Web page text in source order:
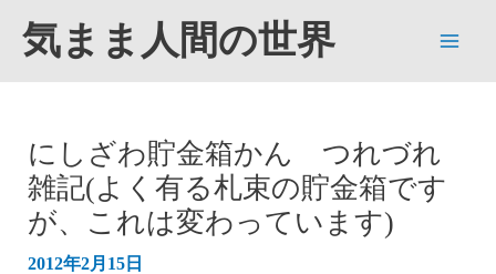
気まま人間の世界
にしざわ貯金箱かん つれづれ
雑記(よく有る札束の貯金箱です
が、これは変わっています)
2012年2月15日